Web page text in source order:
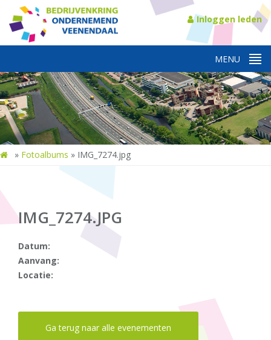
Inloggen leden
» Fotoalbums » IMG_7274.jpg
IMG_7274.JPG
Datum:
Aanvang:
Locatie:
Ga terug naar alle evenementen